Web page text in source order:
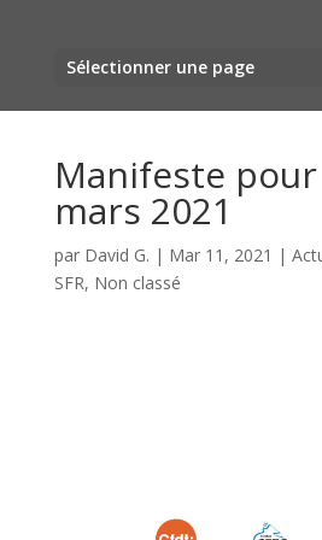
Sélectionner une page
Manifeste
mars 2021
par David G. | Mar 11, 2021 |
SFR, Non classé